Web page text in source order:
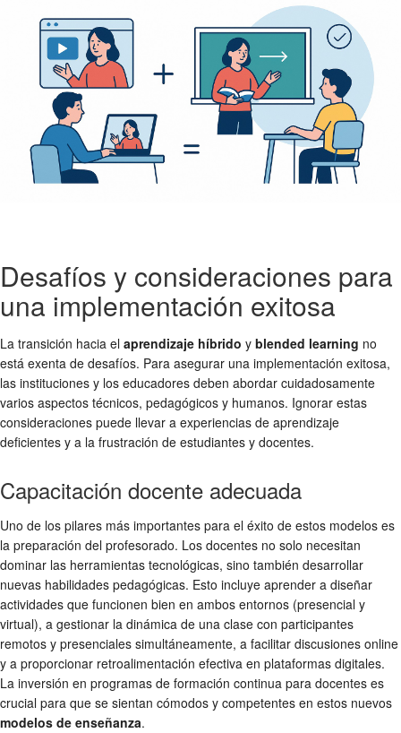
Desafíos y consideraciones para
una implementación exitosa
La transición hacia el aprendizaje híbrido y blended learning no
está exenta de desafíos. Para asegurar una implementación exitosa,
las instituciones y los educadores deben abordar cuidadosamente
varios aspectos técnicos, pedagógicos y humanos. Ignorar estas
consideraciones puede llevar a experiencias de aprendizaje
deficientes y a la frustración de estudiantes y docentes.
Capacitación docente adecuada
Uno de los pilares más importantes para el éxito de estos modelos es
la preparación del profesorado. Los docentes no solo necesitan
dominar las herramientas tecnológicas, sino también desarrollar
nuevas habilidades pedagógicas. Esto incluye aprender a diseñar
actividades que funcionen bien en ambos entornos (presencial y
virtual), a gestionar la dinámica de una clase con participantes
remotos y presenciales simultáneamente, a facilitar discusiones online
y a proporcionar retroalimentación efectiva en plataformas digitales.
La inversión en programas de formación continua para docentes es
crucial para que se sientan cómodos y competentes en estos nuevos
modelos de enseñanza.